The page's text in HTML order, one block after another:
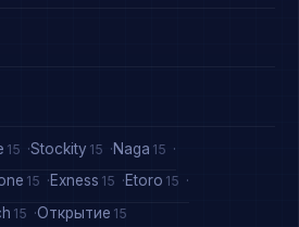
15 Stockity 15 Naga 15
15 Exness 15 Etoro 15
15 Открытие 15